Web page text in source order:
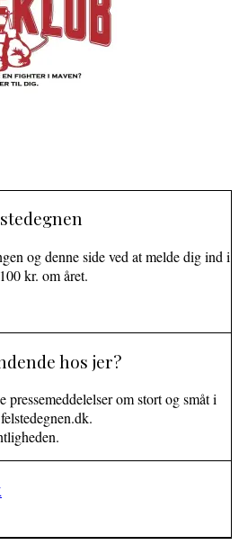
og denne side ved at melde dig ind i
kr. om året.
hos jer?
pressemeddelelser om stort og småt i